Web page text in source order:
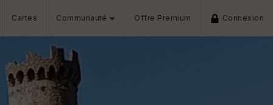
Cartes Communauté Offre Premium Connexion